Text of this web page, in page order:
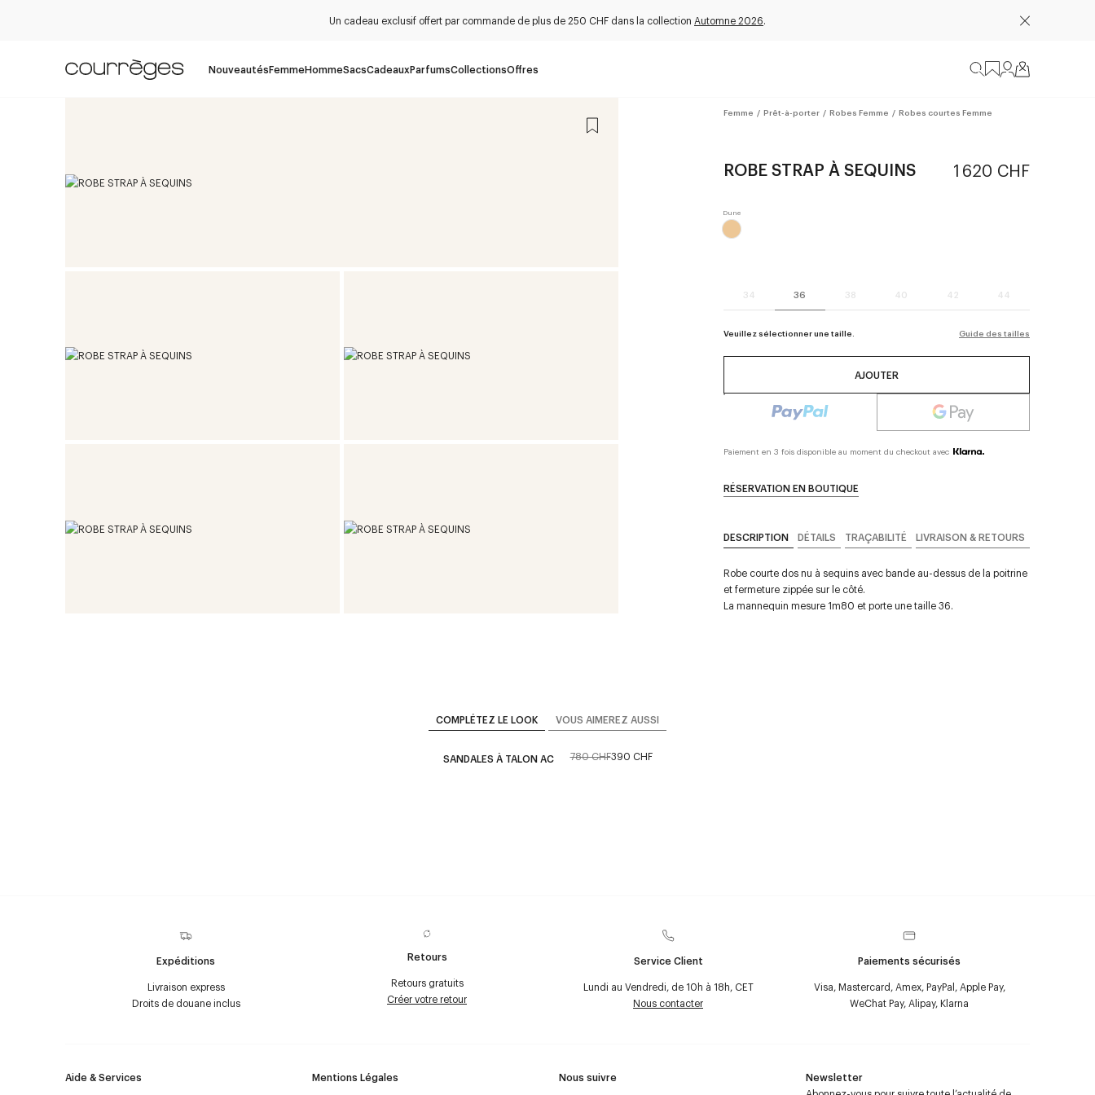
Un cadeau exclusif offert par commande de plus de 250 CHF dans la collection Automne 2026.
NouveautésFemmeHommeSacsCadeauxParfumsCollectionsOffres
Femme / Prêt-à-porter / Robes Femme / Robes courtes Femme
ROBE STRAP À SEQUINS 1 620 CHF
34 36 38 40 42 44
Veuillez sélectionner une taille. Guide des tailles
AJOUTER
Paiement en 3 fois disponible au moment du checkout avec
RÉSERVATION EN BOUTIQUE
DESCRIPTION DÉTAILS TRAÇABILITÉ LIVRAISON & RETOURS
Robe courte dos nu à sequins avec bande au-dessus de la poitrine
et fermeture zippée sur le côté.
La mannequin mesure 1m80 et porte une taille 36.
COMPLÉTEZ LE LOOK VOUS AIMEREZ AUSSI
SANDALES À TALON AC 780 CHF390 CHF
Expéditions
Livraison express
Droits de douane inclus
Retours
Retours gratuits
Créer votre retour
Service Client
Lundi au Vendredi, de 10h à 18h, CET
Nous contacter
Paiements sécurisés
Visa, Mastercard, Amex, PayPal, Apple Pay,
WeChat Pay, Alipay, Klarna
Aide & Services Mentions Légales Nous suivre
Newsletter